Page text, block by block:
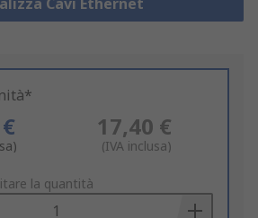
Cavi Ethernet
17,40 €
(IVA inclusa)
la quantità